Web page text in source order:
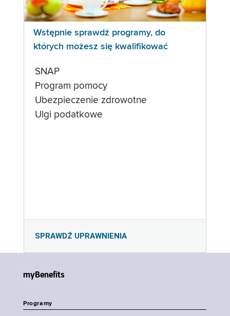
Wstępnie sprawdź programy, do
których możesz się kwalifikować
SNAP
Program pomocy
Ubezpieczenie zdrowotne
Ulgi podatkowe
SPRAWDŹ UPRAWNIENIA
myBenefits
Programy